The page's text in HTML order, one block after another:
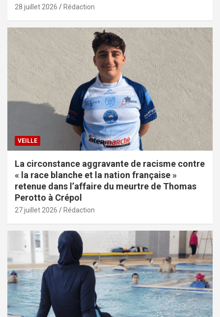
28 juillet 2026 Rédaction
VEILLE
La circonstance aggravante de racisme contre
« la race blanche et la nation française »
retenue dans l’affaire du meurtre de Thomas
Perotto à Crépol
27 juillet 2026 Rédaction